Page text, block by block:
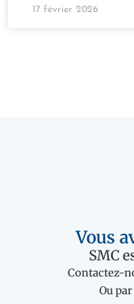
17 février 2026
Vous
SMC
Contactez-
Ou